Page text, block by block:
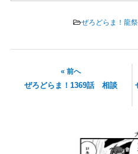
ぜろどらま！龍
« 前へ
ぜろどらま！1369話 相談